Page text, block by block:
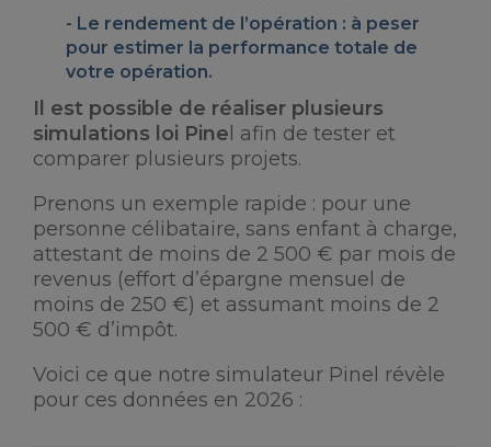
Le rendement de l’opération : à peser
pour estimer la performance totale de
votre opération.
Il est possible de réaliser plusieurs
simulations loi Pine l afin de tester et
comparer plusieurs projets.
Prenons un exemple rapide : pour une
personne célibataire, sans enfant à charge,
attestant de moins de 2 500 € par mois de
revenus (effort d’épargne mensuel de
moins de 250 €) et assumant moins de 2
500 € d’impôt.
Voici ce que notre simulateur Pinel révèle
pour ces données en 2026 :